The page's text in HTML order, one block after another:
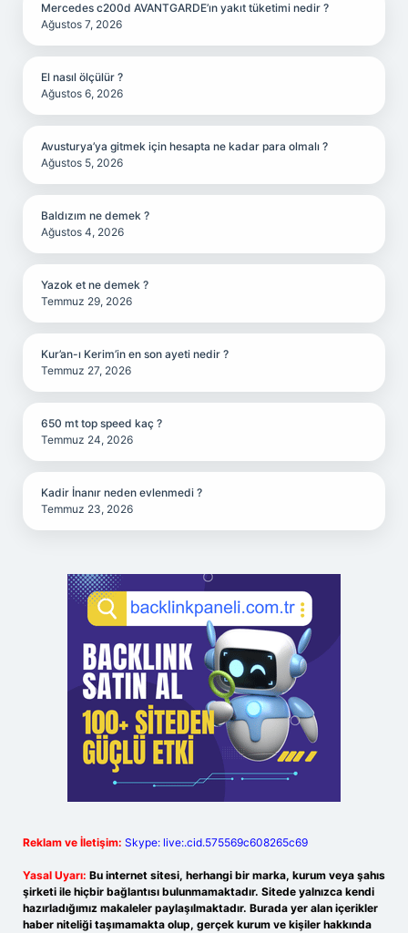
Mercedes c200d AVANTGARDE’ın yakıt tüketimi nedir ?
Ağustos 7, 2026
El nasıl ölçülür ?
Ağustos 6, 2026
Avusturya’ya gitmek için hesapta ne kadar para olmalı ?
Ağustos 5, 2026
Baldızım ne demek ?
Ağustos 4, 2026
Yazok et ne demek ?
Temmuz 29, 2026
Kur’an-ı Kerim’in en son ayeti nedir ?
Temmuz 27, 2026
650 mt top speed kaç ?
Temmuz 24, 2026
Kadir İnanır neden evlenmedi ?
Temmuz 23, 2026
Reklam ve İletişim: Skype: live:.cid.575569c608265c69
Yasal Uyarı: Bu internet sitesi, herhangi bir marka, kurum veya şahıs
şirketi ile hiçbir bağlantısı bulunmamaktadır. Sitede yalnızca kendi
hazırladığımız makaleler paylaşılmaktadır. Burada yer alan içerikler
haber niteliği taşımamakta olup, gerçek kurum ve kişiler hakkında